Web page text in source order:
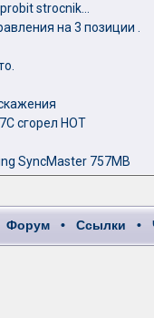
strocnik...
на 3 позиции .
сгорел HOT
SyncMaster 757MB
Форум • Ссылки •